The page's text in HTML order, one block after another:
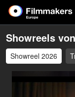
Showreels von
Showreel 2026